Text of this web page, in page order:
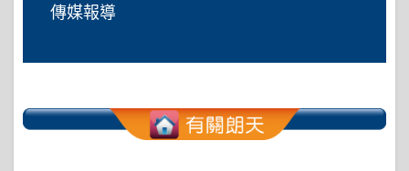
傳媒報導